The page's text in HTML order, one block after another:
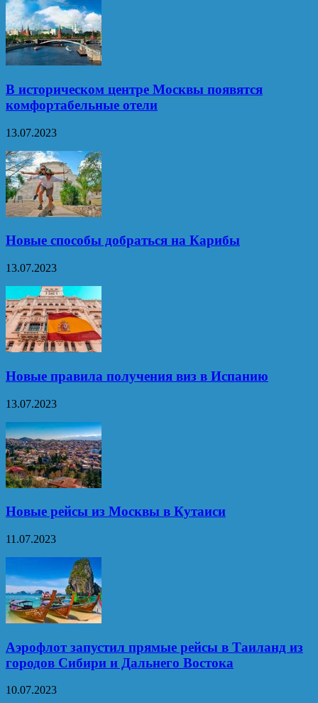
В историческом центре Москвы появятся
комфортабельные отели
13.07.2023
Новые способы добраться на Карибы
13.07.2023
Новые правила получения виз в Испанию
13.07.2023
Новые рейсы из Москвы в Кутаиси
11.07.2023
Аэрофлот запустил прямые рейсы в Таиланд из
городов Сибири и Дальнего Востока
10.07.2023